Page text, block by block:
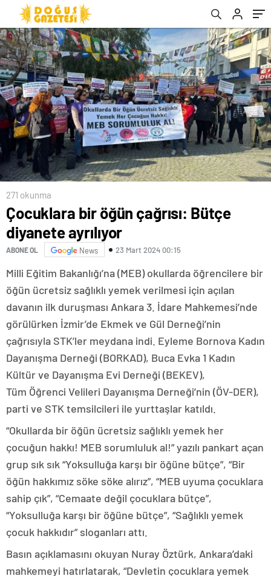
271 okunma
Çocuklara bir öğün çağrısı: Bütçe
diyanete ayrılıyor
ABONE OL News 23 Mart 2024 00:15
Milli Eğitim Bakanlığı’na (MEB) okullarda öğrencilere bir
öğün ücretsiz sağlıklı yemek verilmesi için açılan
davanın ilk duruşması Ankara 3. İdare Mahkemesi’nde
görülürken İzmir’de Ekmek ve Gül Derneği’nin
çağrısıyla STK’ler meydana indi. Eyleme Bornova Kadın
Dayanışma Derneği (BORKAD), Buca Evka 1 Kadın
Kültür ve Dayanışma Evi Derneği (BEKEV),
Tüm Öğrenci Velileri Dayanışma Derneği’nin (ÖV-DER),
parti ve STK temsilcileri ile yurttaşlar katıldı.
“Okullarda bir öğün ücretsiz sağlıklı yemek her
çocuğun hakkı! MEB sorumluluk al!” yazılı pankart açan
grup sık sık “Yoksulluğa karşı bir öğüne bütçe”, “Bir
öğün hakkımız söke söke alırız”, “MEB uyuma çocuklara
sahip çık”, “Cemaate değil çocuklara bütçe”,
“Yoksulluğa karşı bir öğüne bütçe”, “Sağlıklı yemek
çocuk hakkıdır” sloganları attı.
Basın açıklamasını okuyan Nuray Öztürk, Ankara’daki
mahkemeyi hatırlatarak, “Devletin çocuklara yemek